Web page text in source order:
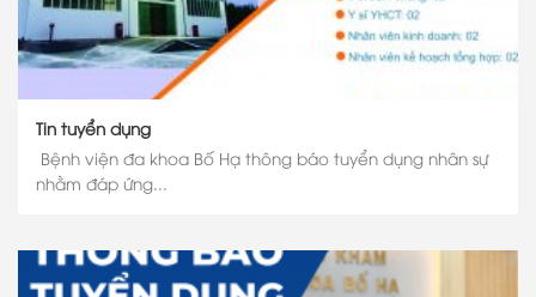
Tin tuyển dụng
Bệnh viện đa khoa Bố Hạ thông báo tuyển dụng nhân sự
nhằm đáp ứng...